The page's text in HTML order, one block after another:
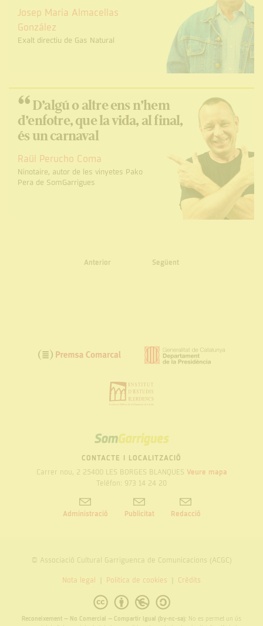
Josep Maria Almacellas
González
Exalt directiu de Gas Natural
“D’algú o altre ens n’hem
d’enfotre, que la vida, al final,
és un carnaval
Raül Perucho Coma
Ninotaire, autor de les vinyetes Pako
Pera de SomGarrigues
Anterior Següent
SOM
GARRIGUES
CONTACTE I LOCALITZACIÓ
Carrer nou, 2 25400 LES BORGES BLANQUES Veure mapa
Telèfon: 973 14 24 20
Administració Publicitat Redacció
© Associació Cultural Garriguenca de Comunicacions (ACGC)
Nota legal Politica de cookies Crèdits
Reconeixement – No Comercial – Compartir Igual (by-nc-sa): No es permet un ús